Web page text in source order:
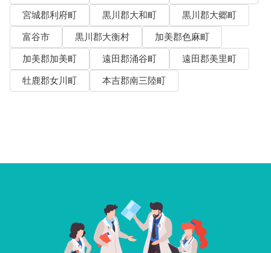
宮城郡利府町
黒川郡大和町
黒川郡大郷町
富谷市
黒川郡大衡村
加美郡色麻町
加美郡加美町
遠田郡涌谷町
遠田郡美里町
牡鹿郡女川町
本吉郡南三陸町